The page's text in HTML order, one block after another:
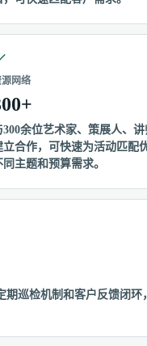
网络
300余位艺术家、策展人、
立合作，可快速为活动匹配
同主题和预算需求。
期巡检机制和客户反馈闭环